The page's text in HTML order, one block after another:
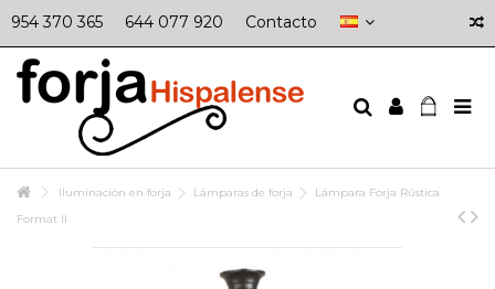
954 370 365 644 077 920 Contacto
Iluminación en forja Lámparas de forja
Lámpara Forja Rústica
Format II